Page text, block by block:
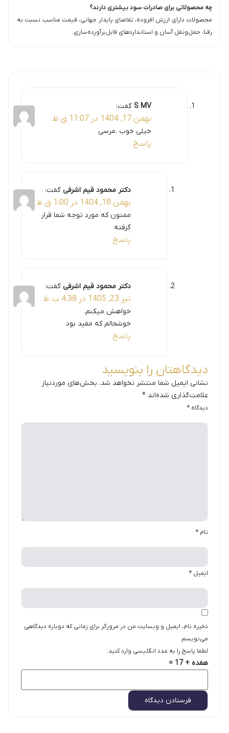
چه محصولاتی برای صادرات سود بیشتری دارند؟
محصولات دارای ارزش افزوده، تقاضای پایدار جهانی، قیمت مناسب نسبت به
رقبا، حمل‌ونقل آسان و استانداردهای قابل‌برآورده‌سازی.
S MV گفت:
بهمن 17, 1404 در 11:07 ق.ظ
خیلی خوب .مرسی
پاسخ
دکتر محمود قیم اشرفی گفت:
بهمن 18, 1404 در 1:00 ق.ظ
ممنون که مورد توجه شما قرار
گرفته
پاسخ
دکتر محمود قیم اشرفی گفت:
تیر 23, 1405 در 4:38 ب.ظ
خواهش میکنم.
خوشحالم که مفید بود
پاسخ
دیدگاهتان را بنویسید
نشانی ایمیل شما منتشر نخواهد شد. بخش‌های موردنیاز
علامت‌گذاری شده‌اند *
دیدگاه *
نام *
ایمیل *
ذخیره نام، ایمیل و وبسایت من در مرورگر برای زمانی که دوباره دیدگاهی
می‌نویسم.
لطفا پاسخ را به عدد انگلیسی وارد کنید:
هفده + 17 =